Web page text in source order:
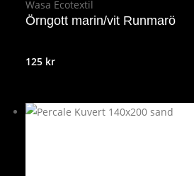
Wasa Ecotextil
Örngott marin/vit Runmarö
125 kr